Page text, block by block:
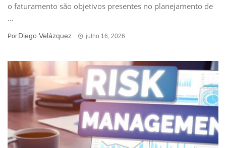
o faturamento são objetivos presentes no planejamento de
...
Por Diego Velázquez julho 16, 2026